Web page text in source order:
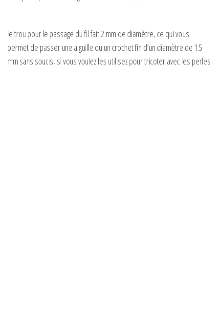
le trou pour le passage du fil fait 2 mm de diamètre, ce qui vous
permet de passer une aiguille ou un crochet fin d’un diamètre de 1.5
mm sans soucis, si vous voulez les utilisez pour tricoter avec les perles